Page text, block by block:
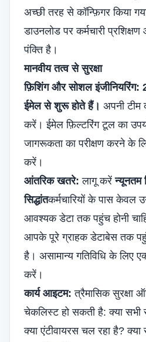
अच्छी तरह से कॉन्फ़िगर किया
डाउनलोड पर कर्मचारी
पंक्ति है।
मानवीय तत्व से सुरक्षा
फ़िशिंग और सोशल इंजीनियरिंग:
ईमेल से शुरू होते हैं। अपनी टीम
करें। ईमेल फ़िल्टरिंग टूल का
जागरूकता का परीक्षण करने के
करें।
आंतरिक खतरे: लागू करेंन्यूनतम
सिद्धांतकर्मचारियों के पास केवल
आवश्यक डेटा तक पहुंच होनी
आपके पूरे ग्राहक डेटाबेस तक
है। असामान्य गतिविधि के लिए
करें।
कार्य आइटम: त्रैमासिक
चेकलिस्ट हो सकती है: क्या
क्या एंटीवायरस चल रहा है?